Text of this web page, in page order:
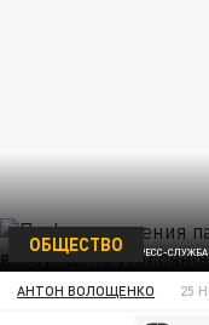
ФОТО: ПРЕСС-
ОБЩЕСТВО
АНТОН ВОЛОЩЕНКО 25